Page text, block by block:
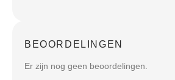
BEOORDELINGEN
Er zijn nog geen beoordelingen.